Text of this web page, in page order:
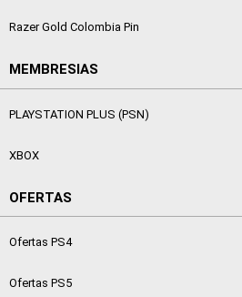
Razer Gold Colombia Pin
MEMBRESIAS
PLAYSTATION PLUS (PSN)
XBOX
OFERTAS
Ofertas PS4
Ofertas PS5